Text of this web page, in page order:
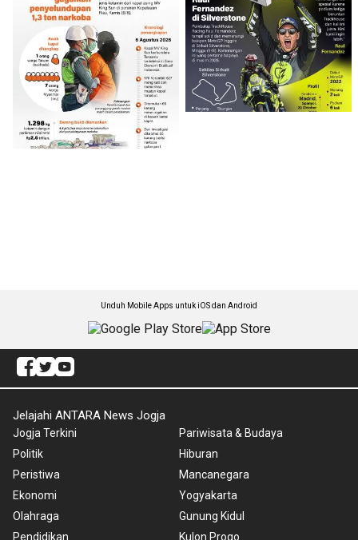
Unduh Mobile Apps untuk iOS dan Android
Jelajahi ANTARA News Jogja
Jogja Terkini
Politik
Peristiwa
Ekonomi
Olahraga
Pendidikan
Pariwisata & Budaya
Hiburan
Mancanegara
Yogyakarta
Gunung Kidul
Kulon Progo